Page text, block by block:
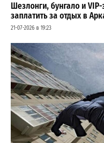
Шезлонги, бунгало и
заплатить за отдых в
21-07-2026 в 19:23